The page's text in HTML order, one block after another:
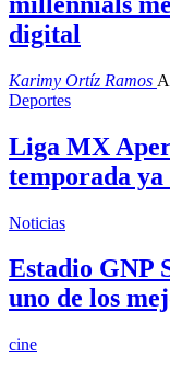
digital
Karimy Ortíz Ramos
Deportes
Liga MX
temporada
Noticias
Estadio GNP
uno de los
cine